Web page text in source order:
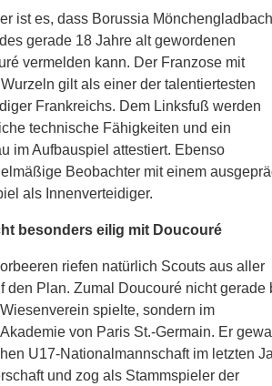
ist es, dass Borussia Mönchengladbach
gerade 18 Jahre alt gewordenen
vermelden kann. Der Franzose mit
gilt als einer der talentiertesten
Frankreichs. Dem Linksfuß werden
technische Fähigkeiten und ein
im Aufbauspiel attestiert. Ebenso
Beobachter mit einem
als Innenverteidiger.
besonders eilig mit Doucouré
riefen natürlich Scouts aus aller
den Plan. Zumal Doucouré nicht gerade
spielte, sondern im
von Paris St.-Germain. Er
U17-Nationalmannschaft im letzten
und zog als Stammspieler der